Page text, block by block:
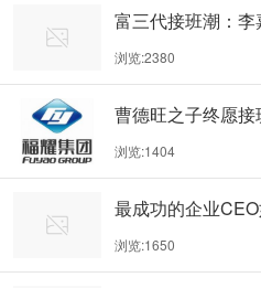
富三代接班潮：
租180亿
浏览:2380
曹德旺之子终愿
浏览:1404
最成功的企业
浏览:1650